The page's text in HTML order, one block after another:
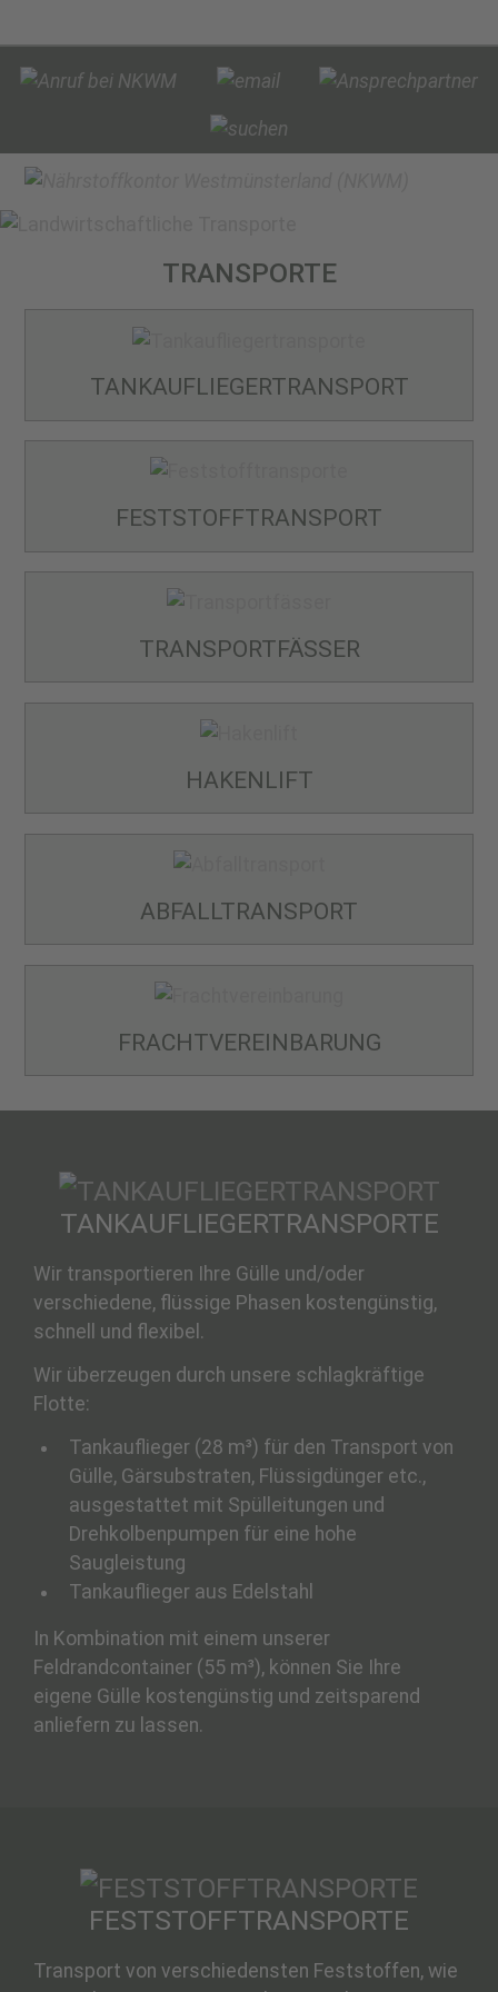
TRANSPORTE
TANKAUFLIEGER­TRANSPORT
FESTSTOFF­TRANSPORT
TRANSPORT­FÄSSER
HAKENLIFT
ABFALL­TRANSPORT
FRACHT­VEREINBARUNG
TANKAUFLIEGER­TRANSPORTE
Wir transportieren Ihre Gülle und/oder
verschiedene, flüssige Phasen kostengünstig,
schnell und flexibel.
Wir überzeugen durch unsere schlagkräftige
Flotte:
Tankauflieger (28 m³) für den Transport von
Gülle, Gärsubstraten, Flüssigdünger etc.,
ausgestattet mit Spülleitungen und
Drehkolbenpumpen für eine hohe
Saugleistung
Tankauflieger aus Edelstahl
In Kombination mit einem unserer
Feldrandcontainer (55 m³), können Sie Ihre
eigene Gülle kostengünstig und zeitsparend
anliefern zu lassen.
FESTSTOFFTRANSPORTE
Transport von verschiedensten Feststoffen, wie